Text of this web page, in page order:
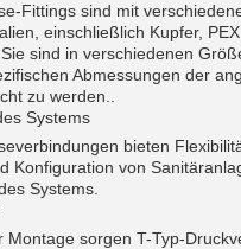
Fittings sind mit
einschließlich Kupfer,
sind in verschiedenen
Abmessungen der
zu werden..
Systems
bieten
Konfiguration von
Systems.
Montage sorgen T-Typ-